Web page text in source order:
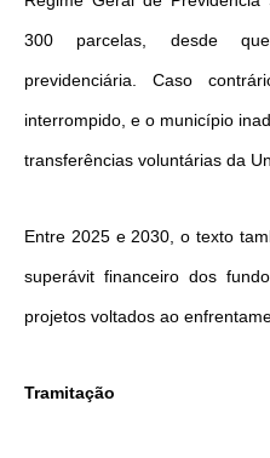
300 parcelas, desde
previdenciária. Caso
interrompido, e o município
transferências voluntárias da
Entre 2025 e 2030, o texto
superávit financeiro dos
projetos voltados ao
Tramitação